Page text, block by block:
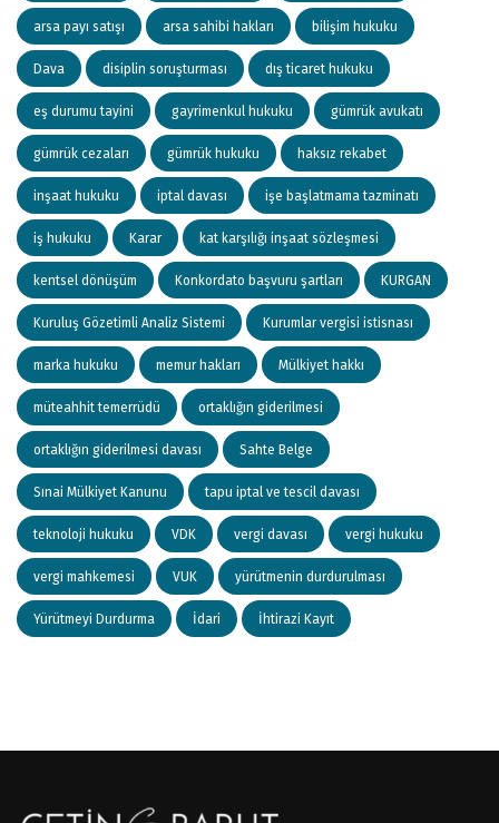
arsa payı satışı arsa sahibi hakları bilişim hukuku
Dava disiplin soruşturması dış ticaret hukuku
eş durumu tayini gayrimenkul hukuku gümrük avukatı
gümrük cezaları gümrük hukuku haksız rekabet
inşaat hukuku iptal davası işe başlatmama tazminatı
iş hukuku Karar kat karşılığı inşaat sözleşmesi
kentsel dönüşüm Konkordato başvuru şartları KURGAN
Kuruluş Gözetimli Analiz Sistemi Kurumlar vergisi istisnası
marka hukuku memur hakları Mülkiyet hakkı
müteahhit temerrüdü ortaklığın giderilmesi
ortaklığın giderilmesi davası Sahte Belge
Sınai Mülkiyet Kanunu tapu iptal ve tescil davası
teknoloji hukuku VDK vergi davası vergi hukuku
vergi mahkemesi VUK yürütmenin durdurulması
Yürütmeyi Durdurma İdari İhtirazi Kayıt